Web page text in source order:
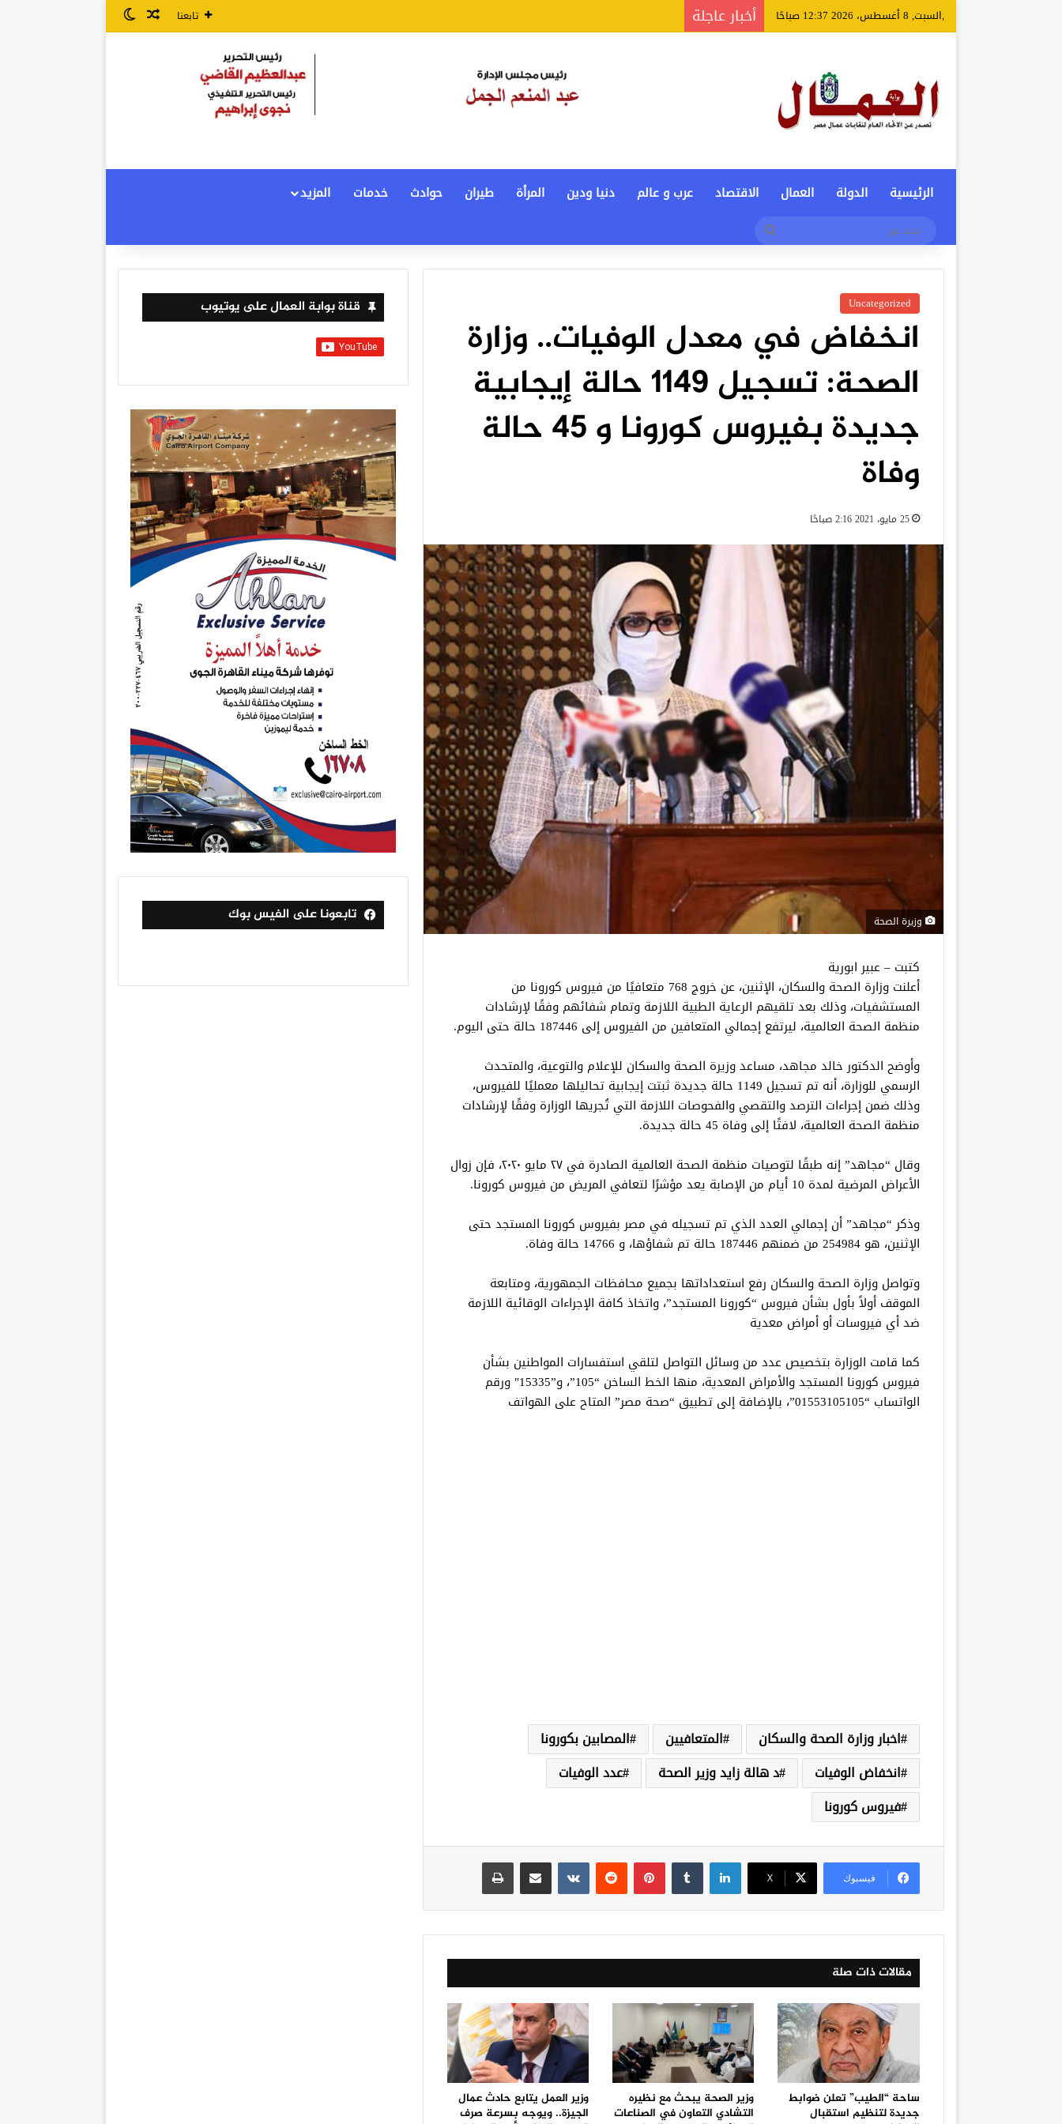
,السبت, 8 أغسطس، 2026 12:37 صباحًا أخبار عاجلة تابعنا مقال عشوائي
الوضع المظلم
الرئيسية الدولة العمال الاقتصاد عرب و عالم دنيا ودين المرأة طيران حوادث خدمات
المزيد
Uncategorized
انخفاض في معدل الوفيات.. وزارة
الصحة: تسجيل 1149 حالة إيجابية
جديدة بفيروس كورونا و 45 حالة
وفاة
25 مايو، 2021 2:16 صباحًا
وزيرة الصحة
كتبت – عبير ابورية
أعلنت وزارة الصحة والسكان، الإثنين، عن خروج 768 متعافيًا من فيروس كورونا من
المستشفيات، وذلك بعد تلقيهم الرعاية الطبية اللازمة وتمام شفائهم وفقًا لإرشادات
منظمة الصحة العالمية، ليرتفع إجمالي المتعافين من الفيروس إلى 187446 حالة حتى اليوم.
وأوضح الدكتور خالد مجاهد، مساعد وزيرة الصحة والسكان للإعلام والتوعية، والمتحدث
الرسمي للوزارة، أنه تم تسجيل 1149 حالة جديدة ثبتت إيجابية تحاليلها معمليًا للفيروس،
وذلك ضمن إجراءات الترصد والتقصي والفحوصات اللازمة التي تُجريها الوزارة وفقًا لإرشادات
منظمة الصحة العالمية، لافتًا إلى وفاة 45 حالة جديدة.
وقال “مجاهد” إنه طبقًا لتوصيات منظمة الصحة العالمية الصادرة في ٢٧ مايو ٢٠٢٠، فإن زوال
الأعراض المرضية لمدة 10 أيام من الإصابة يعد مؤشرًا لتعافي المريض من فيروس كورونا.
وذكر “مجاهد” أن إجمالي العدد الذي تم تسجيله في مصر بفيروس كورونا المستجد حتى
الإثنين، هو 254984 من ضمنهم 187446 حالة تم شفاؤها، و 14766 حالة وفاة.
وتواصل وزارة الصحة والسكان رفع استعداداتها بجميع محافظات الجمهورية، ومتابعة
الموقف أولاً بأول بشأن فيروس “كورونا المستجد”، واتخاذ كافة الإجراءات الوقائية اللازمة
ضد أي فيروسات أو أمراض معدية
كما قامت الوزارة بتخصيص عدد من وسائل التواصل لتلقي استفسارات المواطنين بشأن
فيروس كورونا المستجد والأمراض المعدية، منها الخط الساخن “105”، و”15335″ ورقم
الواتساب “01553105105”، بالإضافة إلى تطبيق “صحة مصر” المتاح على الهواتف
اخبار وزارة الصحة والسكان المتعافيين
المصابين بكورونا
انخفاض الوفيات
د هالة زايد وزير الصحة
عدد الوفيات
فيروس كورونا
فيسبوك ‫X
لينكدإن بينتيريست
مقالات ذات صلة
ساحة “الطيب” تعلن ضوابط
جديدة لتنظيم استقبال
وزير الصحة يبحث مع نظيره
التشادي التعاون في الصناعات
وزير العمل يتابع حادث عمال
الجيزة.. ويوجه بسرعة صرف
قناة بوابة العمال على يوتيوب
تابعونا على الفيس بوك